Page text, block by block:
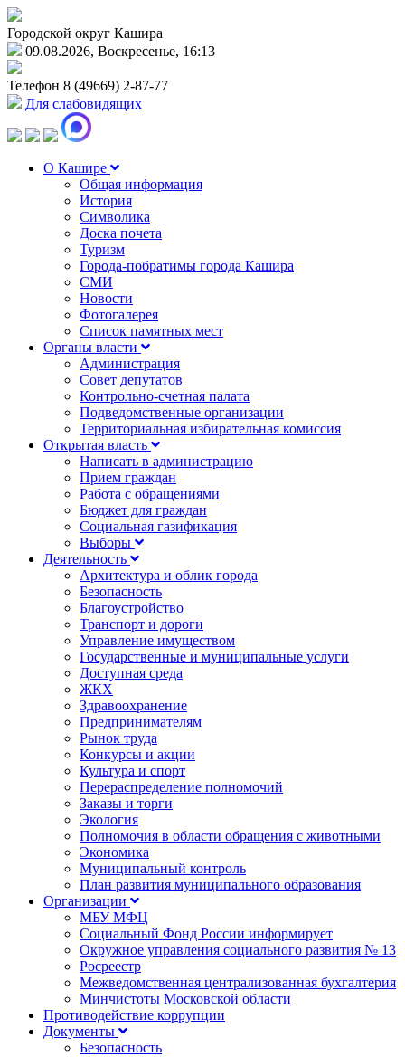
Городской округ Кашира
09.08.2026, Воскресенье, 16:13
Телефон 8 (49669) 2-87-77
Для слабовидящих
О Кашире
Общая информация
История
Символика
Доска почета
Туризм
Города-побратимы города Кашира
СМИ
Новости
Фотогалерея
Список памятных мест
Органы власти
Администрация
Совет депутатов
Контрольно-счетная палата
Подведомственные организации
Территориальная избирательная комиссия
Открытая власть
Написать в администрацию
Прием граждан
Работа с обращениями
Бюджет для граждан
Социальная газификация
Выборы
Деятельность
Архитектура и облик города
Безопасность
Благоустройство
Транспорт и дороги
Управление имуществом
Государственные и муниципальные услуги
Доступная среда
ЖКХ
Здравоохранение
Предпринимателям
Рынок труда
Конкурсы и акции
Культура и спорт
Перераспределение полномочий
Заказы и торги
Экология
Полномочия в области обращения с животными
Экономика
Муниципальный контроль
План развития муниципального образования
Организации
МБУ МФЦ
Социальный Фонд России информирует
Окружное управления социального развития № 13
Росреестр
Межведомственная централизованная бухгалтерия
Минчистоты Московской области
Противодействие коррупции
Документы
Безопасность